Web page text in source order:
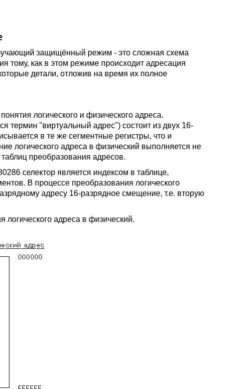
защищённый режим - это сложная схема
тому, как в этом режиме происходит адресация
детали, отложив на время их полное
логического и физического адреса.
термин "виртуальный адрес") состоит из двух 16-
в те же сегментные регистры, что и
логического адреса в физический выполняется не
преобразования адресов.
селектор является индексом в таблице,
В процессе преобразования логического
адресу 16-разрядное смещение, т.е. вторую
адреса в физический.